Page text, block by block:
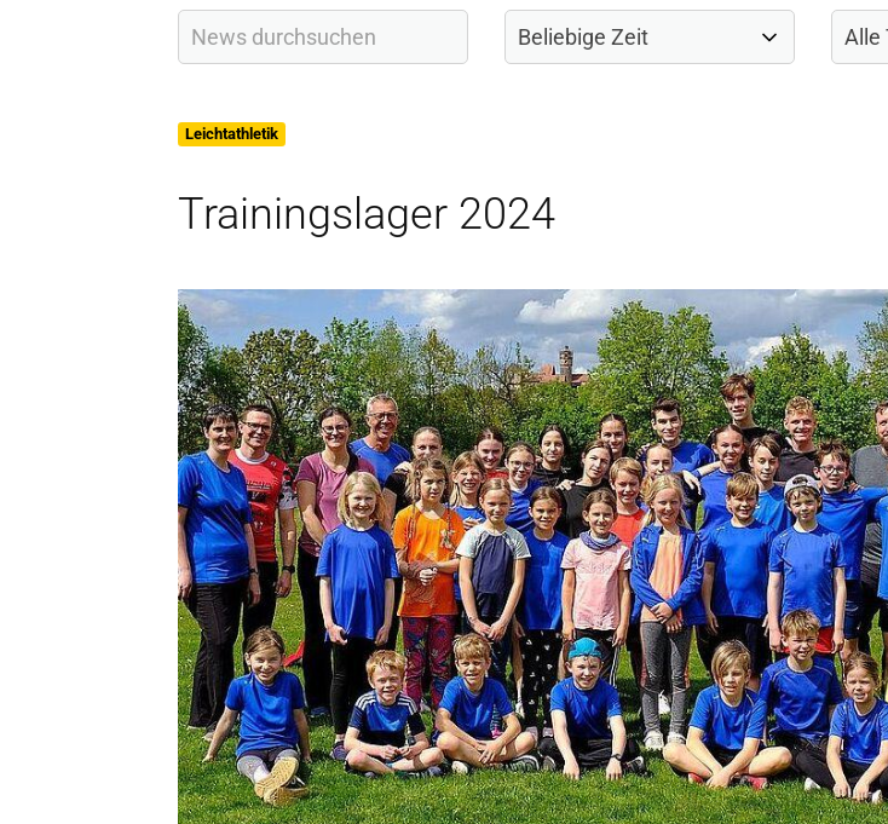
Leichtathletik
Trainingslager 2024
Wichtige Informationen